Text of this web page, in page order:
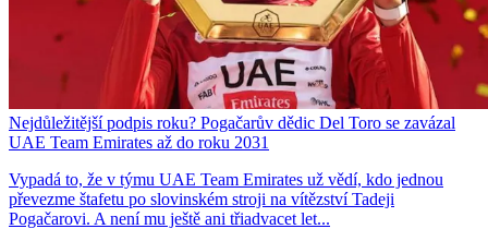
Nejdůležitější podpis roku? Pogačarův dědic Del Toro se zavázal
UAE Team Emirates až do roku 2031
Vypadá to, že v týmu UAE Team Emirates už vědí, kdo jednou
převezme štafetu po slovinském stroji na vítězství Tadeji
Pogačarovi. A není mu ještě ani třiadvacet let...